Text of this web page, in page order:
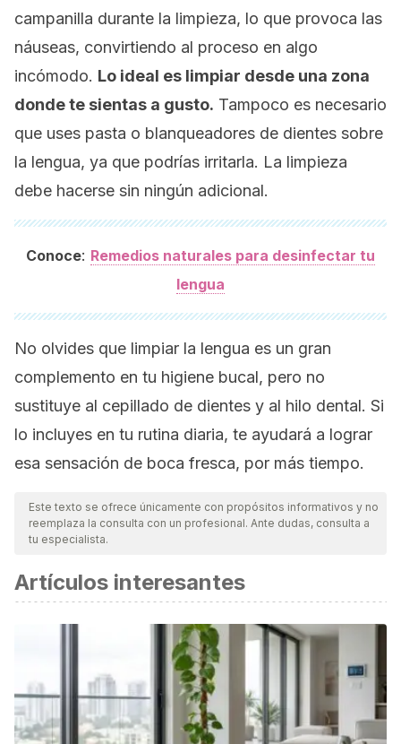
campanilla durante la limpieza, lo que provoca las
náuseas, convirtiendo al proceso en algo
incómodo. Lo ideal es limpiar desde una zona
donde te sientas a gusto. Tampoco es necesario
que uses pasta o blanqueadores de dientes sobre
la lengua, ya que podrías irritarla. La limpieza
debe hacerse sin ningún adicional.
Conoce: Remedios naturales para desinfectar tu
lengua
No olvides que limpiar la lengua es un gran
complemento en tu higiene bucal, pero no
sustituye al cepillado de dientes y al hilo dental. Si
lo incluyes en tu rutina diaria, te ayudará a lograr
esa sensación de boca fresca, por más tiempo.
Este texto se ofrece únicamente con propósitos informativos y no
reemplaza la consulta con un profesional. Ante dudas, consulta a
tu especialista.
Artículos interesantes